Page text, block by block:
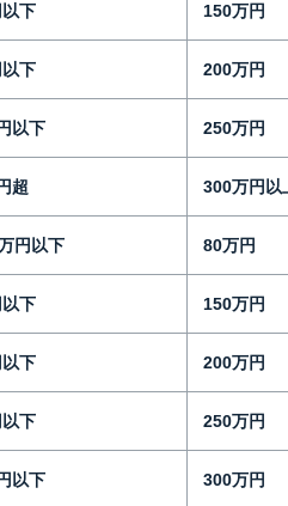
下 150万円
下 200万円
以下 250万円
超 300万円以
円以下 80万円
下
150万円
下 200万円
下 250万円
以下 300万円